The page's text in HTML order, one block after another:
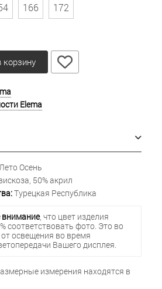
166 172
корзину
Elema
Осень
50% акрил
Турецкая Республика
, что цвет изделия
соответствовать фото. Это во
освещения во время
Вашего дисплея.
измерения находятся в